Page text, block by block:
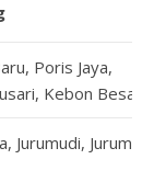
Poris Jaya,
Kebon Besar
Jurumudi